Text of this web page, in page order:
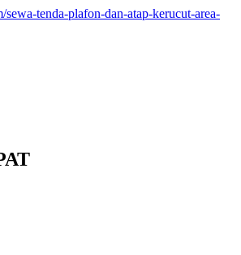
sewa-tenda-plafon-dan-atap-kerucut-area-